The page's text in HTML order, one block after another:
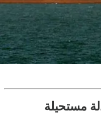
مستحيلة